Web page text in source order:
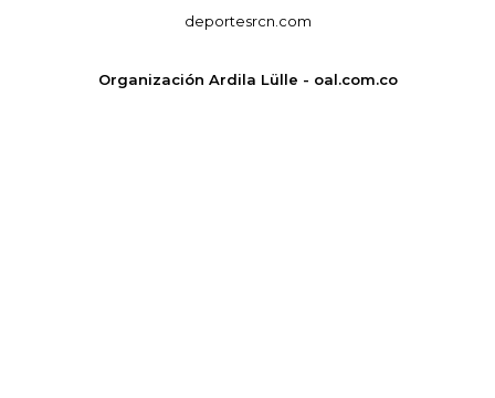
deportesrcn.com
Organización Ardila Lülle - oal.com.co